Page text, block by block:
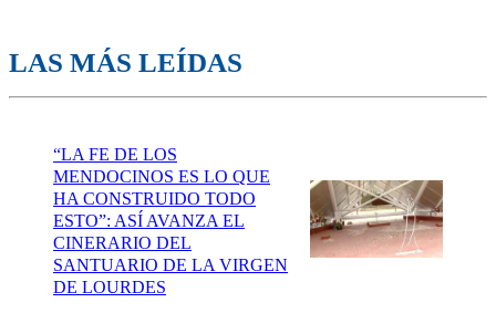
LAS MÁS LEÍDAS
“LA FE DE LOS
MENDOCINOS ES LO QUE
HA CONSTRUIDO TODO
ESTO”: ASÍ AVANZA EL
CINERARIO DEL
SANTUARIO DE LA VIRGEN
DE LOURDES